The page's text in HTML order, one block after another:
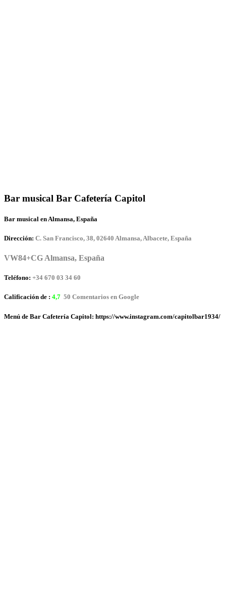
Bar musical Bar Cafetería Capitol
Bar musical en Almansa, España
Dirección: C. San Francisco, 38, 02640 Almansa, Albacete, España
VW84+CG Almansa, España
Teléfono: +34 670 03 34 60
Calificación de : 4,7 50 Comentarios en Google
Menú de Bar Cafetería Capitol: https://www.instagram.com/capitolbar1934/